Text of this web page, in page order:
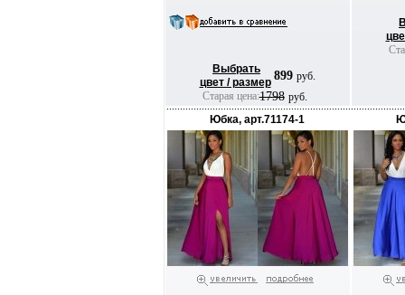
Выбрать
цвет / размер 899 руб.
Старая цена:1798 руб.
Юбка, арт.71174-1